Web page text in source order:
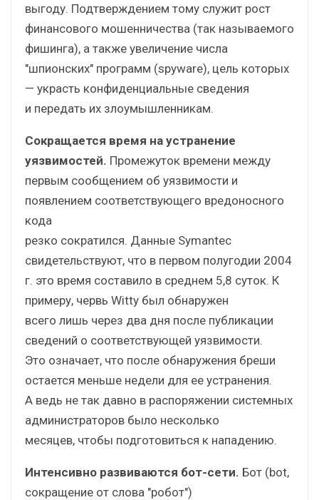
выгоду. Подтверждением тому служит рост
финансового мошенничества (так называемого
фишинга), а также увеличение числа
"шпионских" программ (spyware), цель которых
— украсть конфиденциальные сведения
и передать их злоумышленникам.
Сокращается время на устранение
уязвимостей. Промежуток времени между
первым сообщением об уязвимости и
появлением соответствующего вредоносного
кода
резко сократился. Данные Symantec
свидетельствуют, что в первом полугодии 2004
г. это время составило в среднем 5,8 суток. К
примеру, червь Witty был обнаружен
всего лишь через два дня после публикации
сведений о соответствующей уязвимости.
Это означает, что после обнаружения бреши
остается меньше недели для ее устранения.
А ведь не так давно в распоряжении системных
администраторов было несколько
месяцев, чтобы подготовиться к нападению.
Интенсивно развиваются бот-сети. Бот (bot,
сокращение от слова "робот")